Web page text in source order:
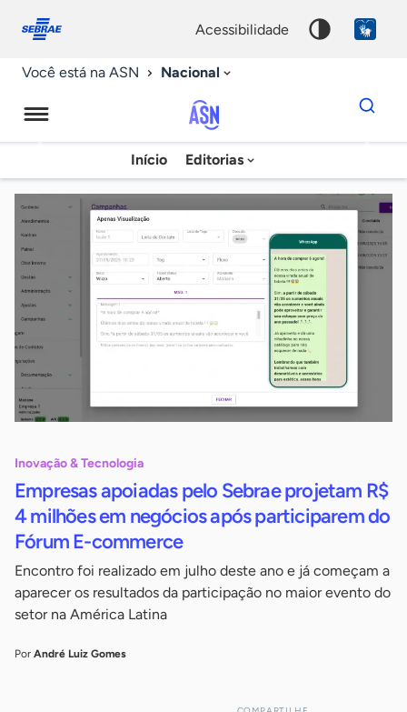
conosco
acessibilidade
Você está na ASN Nacional
Agência
Sebrae
de
Notícias
Início Editorias
Dados
para
chave
Inovação & Tecnologia
Empresas apoiadas pelo Sebrae projetam R$
4 milhões em negócios após participarem do
Fórum E-commerce
Encontro foi realizado em julho deste ano e já começam a
aparecer os resultados da participação no maior evento do
setor na América Latina
Por André Luiz Gomes